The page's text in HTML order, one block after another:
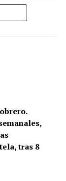
tras 8